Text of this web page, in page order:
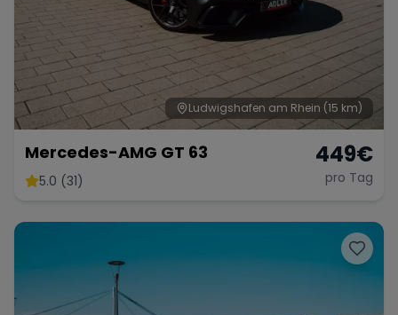
Ludwigshafen am Rhein (15 km)
Mercedes-AMG GT 63
5.0 (31)
449€
pro Tag